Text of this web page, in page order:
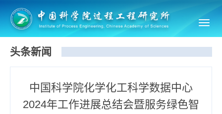
头条新闻
中国科学院化学化工科学数据中心
2024年工作进展总结会暨服务绿色智